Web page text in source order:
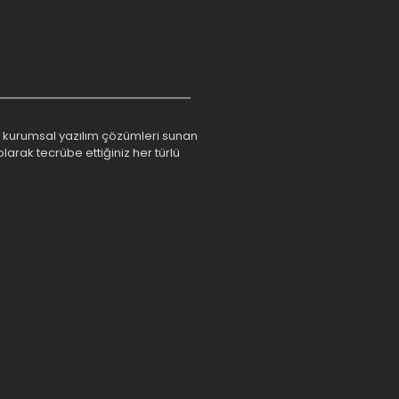
yazılım çözümleri sunan
tecrübe ettiğiniz her türlü